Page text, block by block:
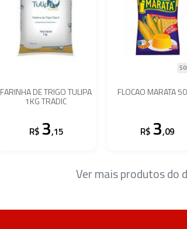
FARINHA DE TRIGO TULIPA
1KG TRADIC
R$ 3,15
FLOCAO MARATA
R$ 3,09
Ver mais produtos do